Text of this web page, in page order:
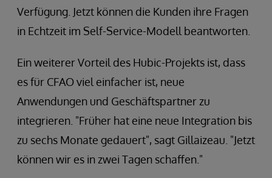
Verfügung. Jetzt können die Kunden ihre Fragen
in Echtzeit im Self-Service-Modell beantworten.
Ein weiterer Vorteil des Hubic-Projekts ist, dass
es für CFAO viel einfacher ist, neue
Anwendungen und Geschäftspartner zu
integrieren. "Früher hat eine neue Integration bis
zu sechs Monate gedauert", sagt Gillaizeau. "Jetzt
können wir es in zwei Tagen schaffen."